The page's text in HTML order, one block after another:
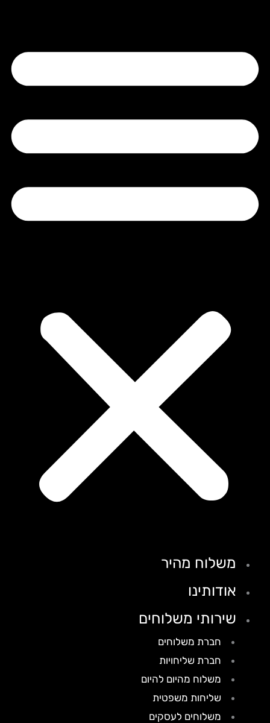
משלוח מהיר
אודותינו
שירותי משלוחים
חברת משלוחים
חברת שליחויות
משלוח מהיום להיום
שליחות משפטית
משלוחים לעסקים